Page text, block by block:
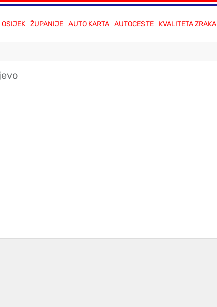
OSIJEK ŽUPANIJE AUTO KARTA AUTOCESTE KVALITETA ZRAKA